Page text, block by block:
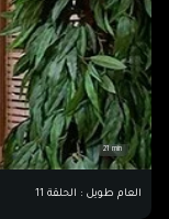
21 min
العام طويل : الحلقة 11